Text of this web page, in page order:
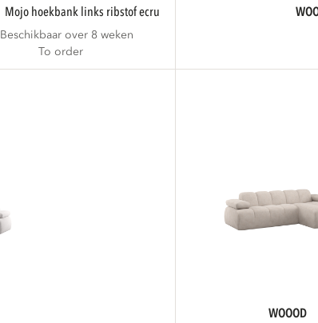
mojo hoekbank links ribstof ecru
Beschikbaar over 8 weken
To order
WOOOD